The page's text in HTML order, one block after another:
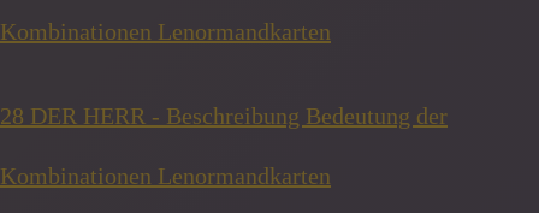
Kombinationen Lenormandkarten
28 DER HERR - Beschreibung Bedeutung der
Kombinationen Lenormandkarten